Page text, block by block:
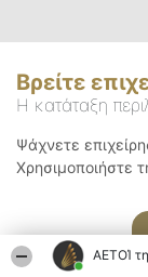
ΑΕΤΟΊ
Βρείτε
Η κατάταξη
Ψάχνετε
Χρησιμοποιήστε